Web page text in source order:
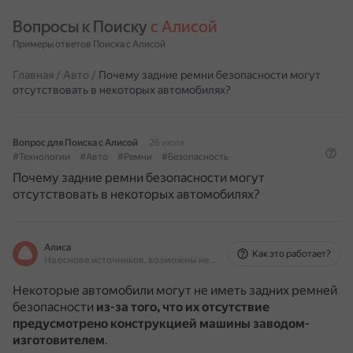
Вопросы к Поиску с Алисой
Примеры ответов Поиска с Алисой
Главная / Авто / Почему задние ремни безопасности могут
отсутствовать в некоторых автомобилях?
Вопрос для Поиска с Алисой
26 июля
#Технологии
#Авто #Ремни #Безопасность
Почему задние ремни безопасности могут
отсутствовать в некоторых автомобилях?
Алиса
На основе источников, возможны неточности
Как это работает?
Некоторые автомобили могут не иметь задних ремней
безопасности из-за того, что их отсутствие
предусмотрено конструкцией машины заводом-
изготовителем.